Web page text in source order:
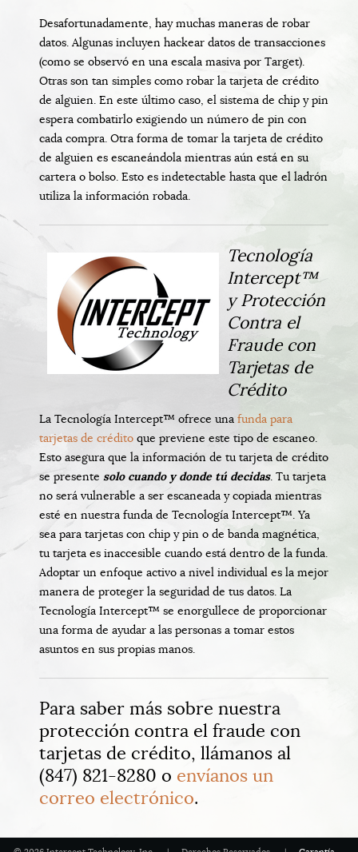
Desafortunadamente, hay muchas maneras de robar
datos. Algunas incluyen hackear datos de transacciones
(como se observó en una escala masiva por Target).
Otras son tan simples como robar la tarjeta de crédito
de alguien. En este último caso, el sistema de chip y pin
espera combatirlo exigiendo un número de pin con
cada compra. Otra forma de tomar la tarjeta de crédito
de alguien es escaneándola mientras aún está en su
cartera o bolso. Esto es indetectable hasta que el ladrón
utiliza la información robada.
Tecnología
Intercept™
y Protección
Contra el
Fraude con
Tarjetas de
Crédito
La Tecnología Intercept™ ofrece una funda para
tarjetas de crédito que previene este tipo de escaneo.
Esto asegura que la información de tu tarjeta de crédito
se presente solo cuando y donde tú decidas. Tu tarjeta
no será vulnerable a ser escaneada y copiada mientras
esté en nuestra funda de Tecnología Intercept™. Ya
sea para tarjetas con chip y pin o de banda magnética,
tu tarjeta es inaccesible cuando está dentro de la funda.
Adoptar un enfoque activo a nivel individual es la mejor
manera de proteger la seguridad de tus datos. La
Tecnología Intercept™ se enorgullece de proporcionar
una forma de ayudar a las personas a tomar estos
asuntos en sus propias manos.
Para saber más sobre nuestra
protección contra el fraude con
tarjetas de crédito, llámanos al
(847) 821-8280 o envíanos un
correo electrónico.